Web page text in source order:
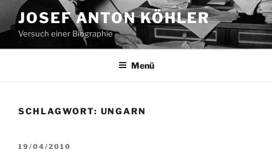
Inhalt
springen
JOSEF ANTON KÖHLER
Versuch einer Biographie
Menü
SCHLAGWORT: UNGARN
VERÖFFENTLICHT
19/04/2010